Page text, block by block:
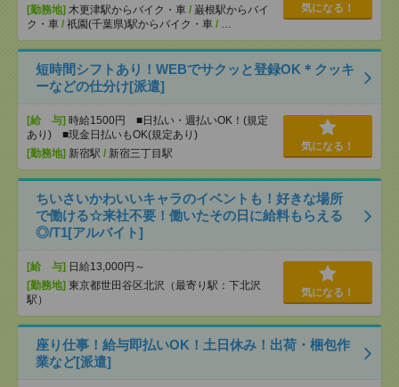
[勤務地] 木更津駅からバイク・車 / 巌根駅からバイ
ク・車 / 祇園(千葉県)駅からバイク・車 / …
気になる！
短時間シフトあり！WEBでサクッと登録OK＊クッキ
ーなどの仕分け[派遣]
[給 与] 時給1500円 ■日払い・週払いOK！(規定
あり) ■現金日払いもOK(規定あり)
[勤務地] 新宿駅 / 新宿三丁目駅
気になる！
ちいさいかわいいキャラのイベントも！好きな場所
で働ける☆来社不要！働いたその日に給料もらえる
◎/T1[アルバイト]
[給 与] 日給13,000円～
[勤務地] 東京都世田谷区北沢（最寄り駅：下北沢
駅）
気になる！
座り仕事！給与即払いOK！土日休み！出荷・梱包作
業など[派遣]